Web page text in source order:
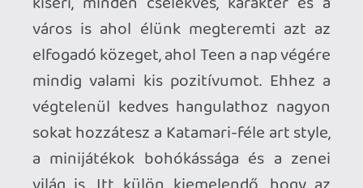
epizodikus jelleg miatt úgy éreztem hogy
ezt sokkal jobb kézben fogva, sokszor
megpihenve játszani. Valahogy a
portabilitás adott egy kis pluszt ennek a
mini világnak és annak a kommunikációs
formának amit ez a játék választott. A
kényelmetlenségek mögül folyamatosan
felsejlett egyfajta cozy élmény, ami miatt
elnézőbb is lettem ato a T
-vel.